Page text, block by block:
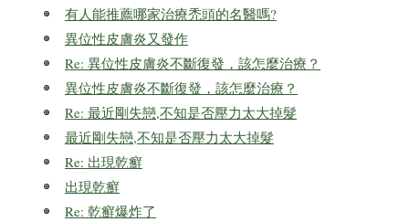
有人能推薦哪家治療禿頭的名醫嗎?
異位性皮膚炎又發作
Re: 異位性皮膚炎不斷復發，該怎麼治療？
異位性皮膚炎不斷復發，該怎麼治療？
Re: 最近剛失戀,不知是否壓力太大掉髮
最近剛失戀,不知是否壓力太大掉髮
Re: 出現乾癬
出現乾癬
Re: 乾癬爆炸了